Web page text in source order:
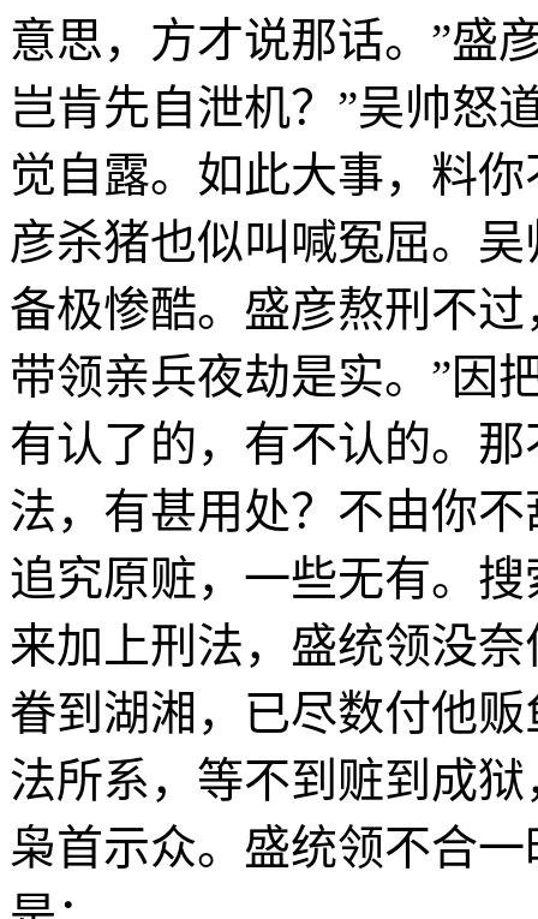
意思，方才说那话。”盛
岂肯先自泄机？”吴帅怒
觉自露。如此大事，料
彦杀猪也似叫喊冤屈。
备极惨酷。盛彦熬刑不
带领亲兵夜劫是实。”因
有认了的，有不认的。
法，有甚用处？不由你
追究原赃，一些无有。
来加上刑法，盛统领没
眷到湖湘，已尽数付他
法所系，等不到赃到成
枭首示众。盛统领不合